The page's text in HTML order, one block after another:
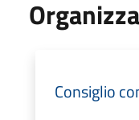
Consiglio